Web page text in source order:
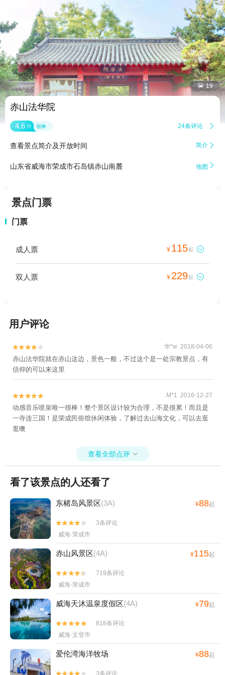
 19
赤山法华院
4.6 分 很棒 24条评论 
查看景点简介及开放时间 简介 
山东省威海市荣成市石岛镇赤山南麓 地图 
景点门票
门票
成人票 ¥ 115起 
双人票 ¥ 229起 
用户评论

 华*w 2018-04-06
赤山法华院就在赤山这边，景色一般，不过这个是一处宗教景点，有
信仰的可以来这里

 M*1 2016-12-27
动感音乐喷泉唯一很棒！整个景区设计较为合理，不是很累！而且是
一寺连三国！是荣成民俗馆休闲体验，了解过去山海文化，可以去逛
逛噢
查看全部点评 
看了该景点的人还看了
东楮岛风景区(3A) ¥88起


3条评论
威海·荣成市
赤山风景区(4A) ¥115起


719条评论
威海·荣成市
威海天沐温泉度假区(4A) ¥79起


818条评论
威海·文登市
爱伦湾海洋牧场 ¥88起

 3条评论